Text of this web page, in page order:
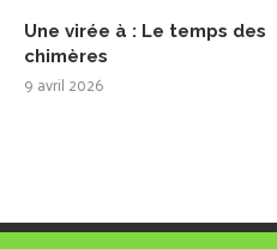
Une virée à : Le temps des
chimères
9 avril 2026